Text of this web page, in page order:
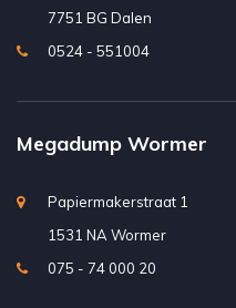
7751 BG Dalen
0524 - 551004
Megadump Wormer
Papiermakerstraat 1
1531 NA Wormer
075 - 74 000 20